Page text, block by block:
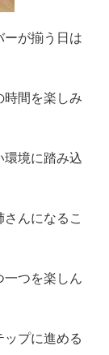
ーが揃う日は
時間を楽しみ
環境に踏み込
んになるこ
一つを楽しん
プに進める